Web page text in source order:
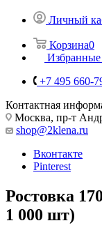
Личный
Корзина0
+7 495 660-
Контактная
Москва, пр-т
shop@2klena.ru
Вконтакте
Pinterest
Ростовка
1 000 шт)